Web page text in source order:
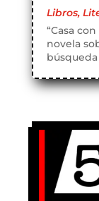
Libros,
“Casa
novela